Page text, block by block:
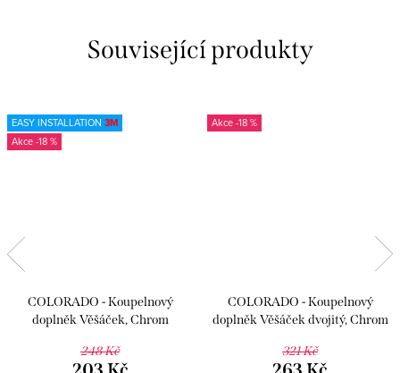
Související produkty
EASY INSTALLATION 3M
-18 %
COLORADO - Koupelnový
doplněk Věšáček, Chrom
248 Kč
-18 %
COLORADO - Koupelnový
doplněk Věšáček dvojitý, Chrom
321 Kč